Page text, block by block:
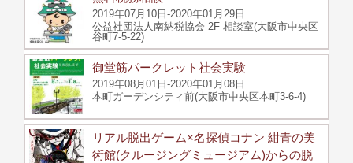
2019年07月10日-2020年01月29日
公益社団法人南納税協会 2F 相談室(大阪市中央区
谷町7-5-22)
御堂筋パークレット社会実験
2019年08月01日-2020年01月08日
本町ガーデンシティ前(大阪市中央区本町3-6-4)
リアル脱出ゲーム×名探偵コナン 紺青の美
術館(クルージングミュージアム)からの脱